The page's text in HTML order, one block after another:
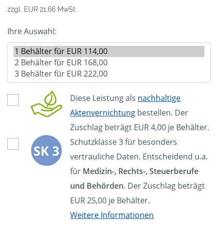
zzgl. EUR 21,66 MwSt.
Ihre Auswahl:
Diese Leistung als nachhaltige
Aktenvernichtung bestellen. Der
Zuschlag beträgt EUR 4,00 je Behälter.
Schutzklasse 3 für besonders
vertrauliche Daten. Entscheidend u.a.
für Medizin-, Rechts-, Steuerberufe
und Behörden. Der Zuschlag beträgt
EUR 25,00 je Behälter.
Weitere Informationen